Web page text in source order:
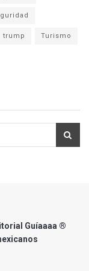
trump Turismo
Guíaaaa ®